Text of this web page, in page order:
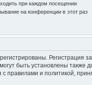
при каждом посещении
на конференции в этот раз
Регистрация
быть установлены также
с правилами и политикой,